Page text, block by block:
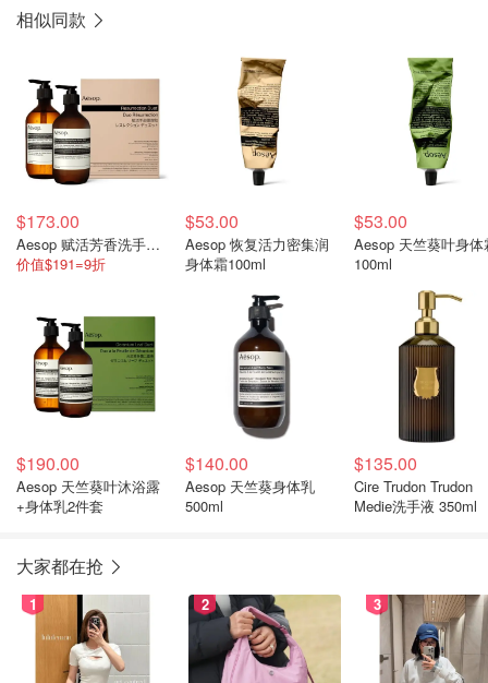
相似同款
$173.00
Aesop 赋活芳香洗手液500ml+护手霜500ml
价值$191=9折
$53.00
Aesop 恢复活力密集润
身体霜100ml
$53.00
Aesop 天竺葵叶身体
100ml
$190.00
Aesop 天竺葵叶沐浴露
+身体乳2件套
$140.00
Aesop 天竺葵身体乳
500ml
$135.00
Cire Trudon Trudon
Medie洗手液 350ml
大家都在抢
1 2 3